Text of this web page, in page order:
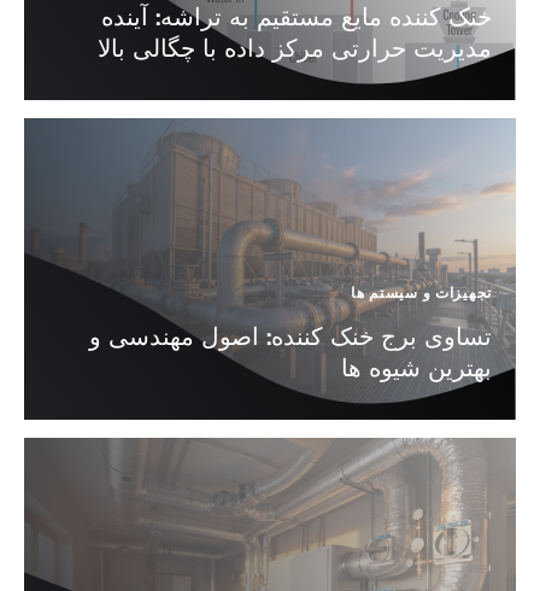
خنک کننده مایع مستقیم به تراشه: آینده
مدیریت حرارتی مرکز داده با چگالی بالا
تجهیزات و سیستم ها
تساوی برج خنک کننده: اصول مهندسی و
بهترین شیوه ها